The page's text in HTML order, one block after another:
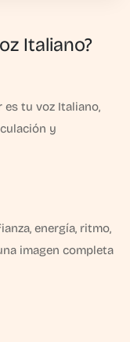
Italiano?
es tu voz Italiano,
y
energía, ritmo,
imagen completa